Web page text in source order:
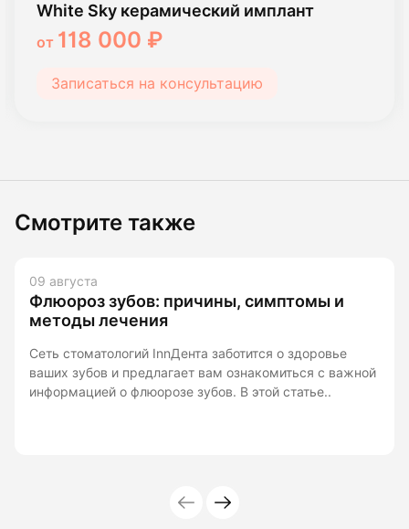
White Sky керамический имплант
от 118 000 ₽
Записаться на консультацию
Смотрите также
09 августа
Флюороз зубов: причины, симптомы и
методы лечения
Сеть стоматологий InnДента заботится о здоровье
ваших зубов и предлагает вам ознакомиться с важной
информацией о флюорозе зубов. В этой статье..